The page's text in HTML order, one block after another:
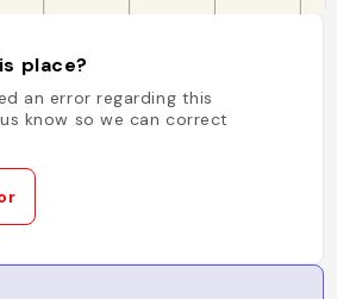
place?
an error regarding this
know so we can correct